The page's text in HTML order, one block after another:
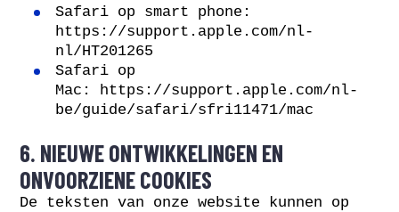
Safari op smart phone:
https://support.apple.com/nl-
nl/HT201265
Safari op
Mac: https://support.apple.com/nl-
be/guide/safari/sfri11471/mac
6. NIEUWE ONTWIKKELINGEN EN
ONVOORZIENE COOKIES
De teksten van onze website kunnen op